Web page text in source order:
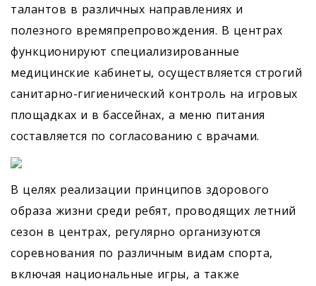
талантов в различных направлениях и
полезного времяпрепровождения. В центрах
функционируют специализированные
медицинские кабинеты, осуществляется строгий
санитарно-гигиенический контроль на игровых
площадках и в бассейнах, а меню питания
составляется по согласованию с врачами.
В целях реализации принципов здорового
образа жизни среди ребят, проводящих летний
сезон в центрах, регулярно организуются
соревнования по различным видам спорта,
включая национальные игры, а также